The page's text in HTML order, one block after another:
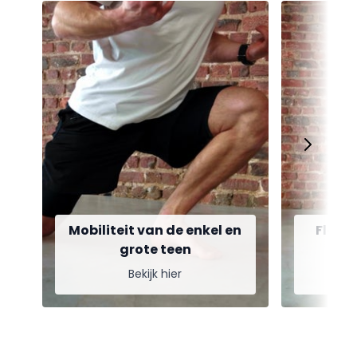
Mobiliteit van de enkel en
grote teen
Bekijk hier